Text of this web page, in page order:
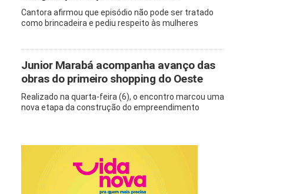
Cantora afirmou que episódio não pode ser tratado
como brincadeira e pediu respeito às mulheres
Junior Marabá acompanha avanço das
obras do primeiro shopping do Oeste
Realizado na quarta-feira (6), o encontro marcou uma
nova etapa da construção do empreendimento